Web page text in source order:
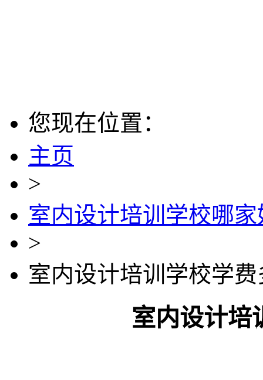
您现在位置：
主页
>
室内设计培训学校哪家
>
室内设计培训学校学
室内设计培